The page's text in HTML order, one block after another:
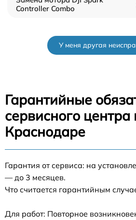
Controller Combo
У меня другая
Гарантийные
сервисного центра
Краснодаре
Гарантия от сервиса: на
— до 3 месяцев.
Что считается гарантийным
Для работ: Повторное